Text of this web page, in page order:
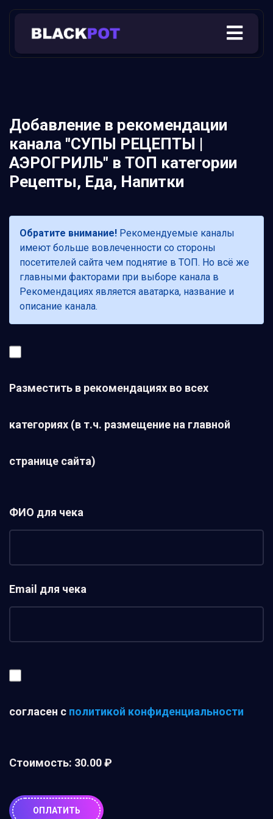
Добавление в рекомендации
канала "СУПЫ РЕЦЕПТЫ |
АЭРОГРИЛЬ" в ТОП категории
Рецепты, Еда, Напитки
Обратите внимание! Рекомендуемые каналы
имеют больше вовлеченности со стороны
посетителей сайта чем поднятие в ТОП. Но всё же
главными факторами при выборе канала в
Рекомендациях является аватарка, название и
описание канала.
Разместить в рекомендациях во всех
категориях (в т.ч. размещение на главной
странице сайта)
ФИО для чека
Email для чека
согласен с политикой конфиденциальности
Стоимость: 30.00 ₽
ОПЛАТИТЬ